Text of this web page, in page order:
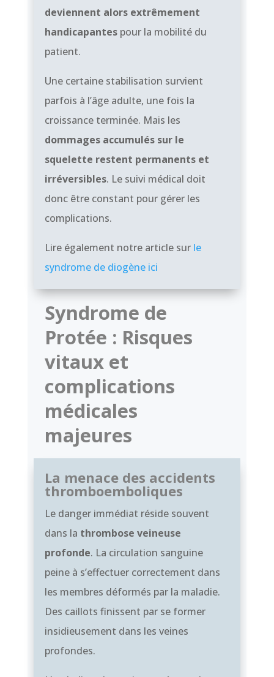
deviennent alors extrêmement
handicapantespour la mobilité du
patient.
Une certaine stabilisation survient
parfois à l’âge adulte, une fois la
croissance terminée. Mais les
dommages accumulés sur le
squelette restent permanents et
irréversibles. Le suivi médical doit
donc être constant pour gérer les
complications.
Lire également notre article sur le
syndrome de diogène ici
Syndrome de
Protée : Risques
vitaux et
complications
médicales
majeures
La menace des accidents
thromboemboliques
Le danger immédiat réside souvent
dans la thrombose veineuse
profonde. La circulation sanguine
peine à s’effectuer correctement dans
les membres déformés par la maladie.
Des caillots finissent par se former
insidieusement dans les veines
profondes.